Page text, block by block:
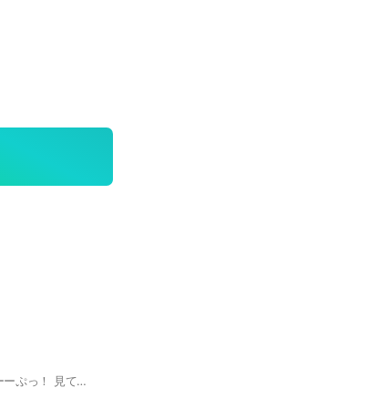
ここを見てくれた人すとーーぷっ！ 見てくれてありがとうございます！！ 垢抜けしたくないですか⁉️⁉️ みんなに可愛くなったねって言われたくないですか⁉️ モテたいですか⁉️ このオプに入って、みんなで垢抜け方法やblogなど作って共有しましょ🌟 少しでも気になって入ってくれたら嬉しいです！！！ 中でまってます🥹🥹🥹🩷🩷🩷 #垢抜け 2025.7.18